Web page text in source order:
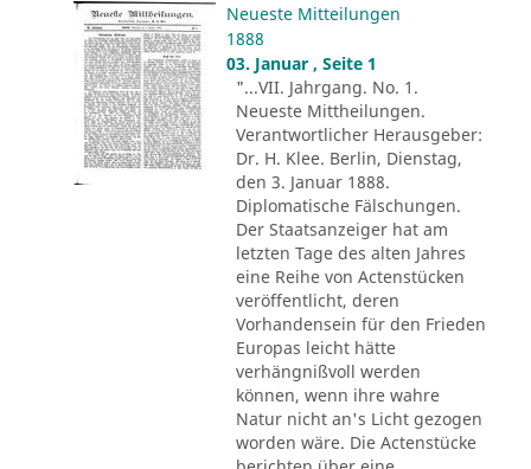
Neueste Mitteilungen
1888
03. Januar , Seite 1
"...VII. Jahrgang. No. 1.
Neueste Mittheilungen.
Verantwortlicher Herausgeber:
Dr. H. Klee. Berlin, Dienstag,
den 3. Januar 1888.
Diplomatische Fälschungen.
Der Staatsanzeiger hat am
letzten Tage des alten Jahres
eine Reihe von Actenstücken
veröffentlicht, deren
Vorhandensein für den Frieden
Europas leicht hätte
verhängnißvoll werden
können, wenn ihre wahre
Natur nicht an's Licht gezogen
worden wäre. Die Actenstücke